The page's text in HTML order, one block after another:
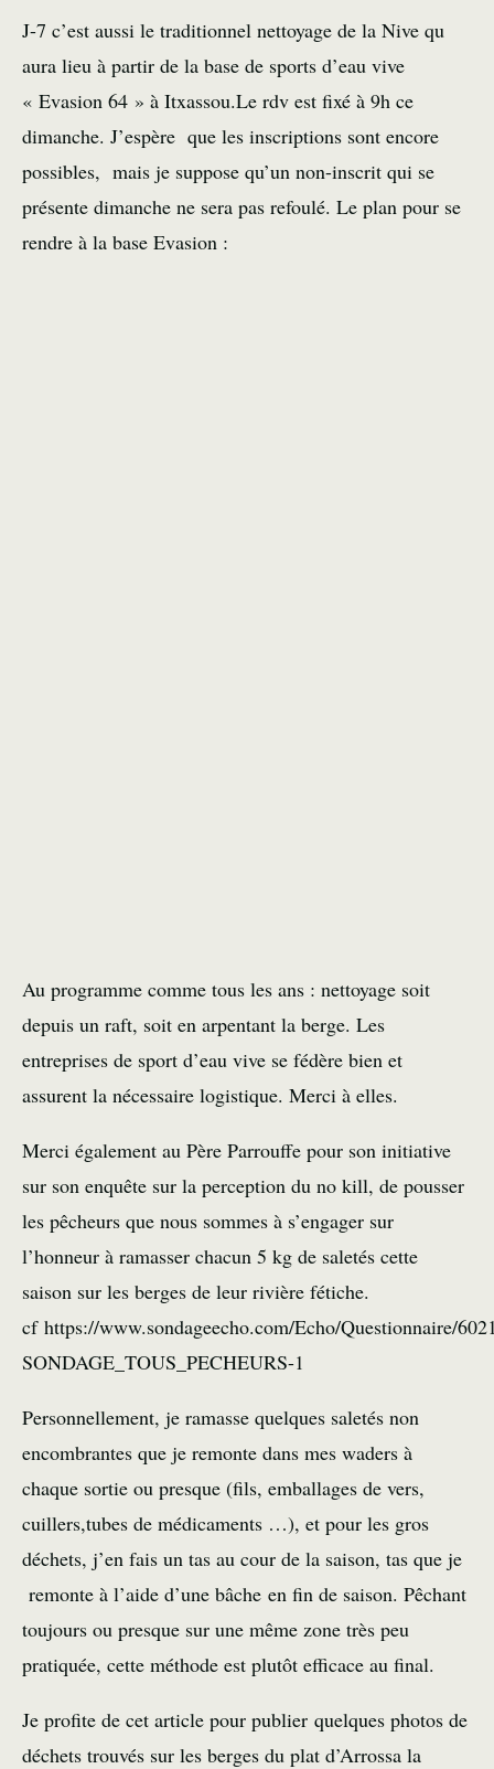
J-7 c’est aussi le traditionnel nettoyage de la Nive qu
aura lieu à partir de la base de sports d’eau vive
« Evasion 64 » à Itxassou.Le rdv est fixé à 9h ce
dimanche. J’espère que les inscriptions sont encore
possibles, mais je suppose qu’un non-inscrit qui se
présente dimanche ne sera pas refoulé. Le plan pour se
rendre à la base Evasion :
Au programme comme tous les ans : nettoyage soit
depuis un raft, soit en arpentant la berge. Les
entreprises de sport d’eau vive se fédère bien et
assurent la nécessaire logistique. Merci à elles.
Merci également au Père Parrouffe pour son initiative
sur son enquête sur la perception du no kill, de pousser
les pêcheurs que nous sommes à s’engager sur
l’honneur à ramasser chacun 5 kg de saletés cette
saison sur les berges de leur rivière fétiche.
cf https://www.sondageecho.com/Echo/Questionnaire/
SONDAGE_TOUS_PECHEURS-1
Personnellement, je ramasse quelques saletés non
encombrantes que je remonte dans mes waders à
chaque sortie ou presque (fils, emballages de vers,
cuillers,tubes de médicaments …), et pour les gros
déchets, j’en fais un tas au cour de la saison, tas que je
remonte à l’aide d’une bâche en fin de saison. Pêchant
toujours ou presque sur une même zone très peu
pratiquée, cette méthode est plutôt efficace au final.
Je profite de cet article pour publier quelques photos de
déchets trouvés sur les berges du plat d’Arrossa la